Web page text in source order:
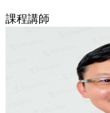
課程講師